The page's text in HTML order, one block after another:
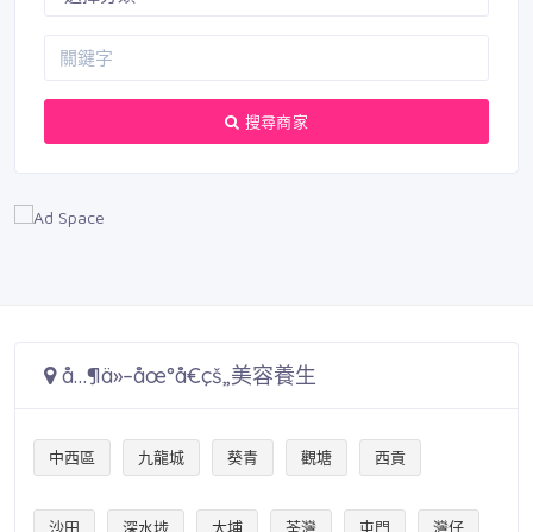
搜尋商家
å…¶ä»–åœ°å€çš„美容養生
中西區 九龍城 葵青 觀塘 西貢
沙田 深水埗 大埔 荃灣 屯門 灣仔